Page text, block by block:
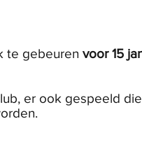
te gebeuren voor 15
er ook gespeeld